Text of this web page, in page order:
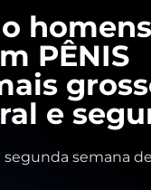
PÊNIS
e
semana